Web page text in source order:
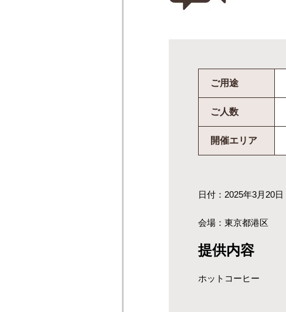
ご用途
ご人数
開催エリア
日付：2025年3月20日
会場：東京都港区
提供内容
ホットコーヒー